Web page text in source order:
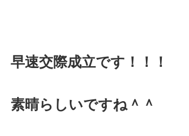
早速交際成立です！！！
素晴らしいですね＾＾